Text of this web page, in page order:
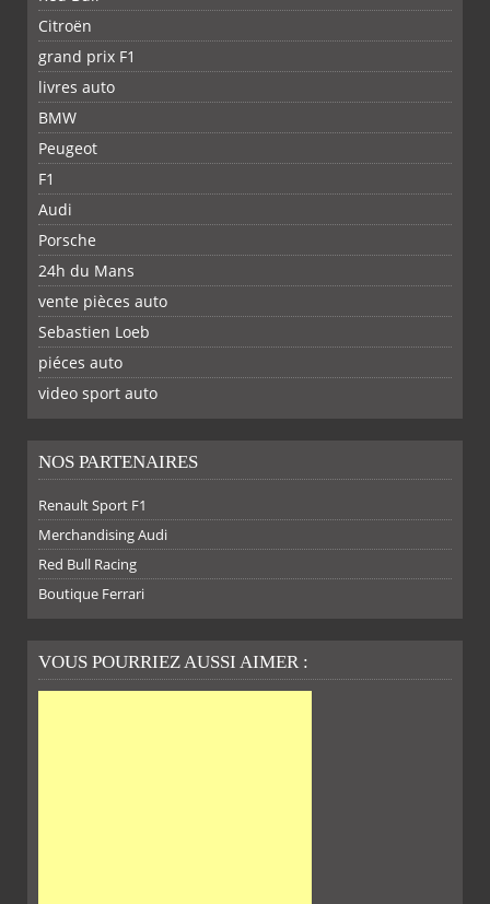
SUR SUR SUR SUR
FACEBOOKTWITTER
Citroën
grand prix F1
livres auto
BMW
Peugeot
F1
Audi
Porsche
24h du Mans
vente pièces auto
Sebastien Loeb
piéces auto
video sport auto
NOS PARTENAIRES
Renault Sport F1
Merchandising Audi
Red Bull Racing
Boutique Ferrari
VOUS POURRIEZ AUSSI AIMER :